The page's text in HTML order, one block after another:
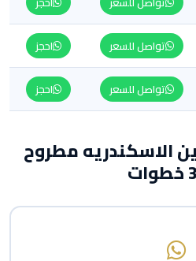
تواصل للسعر احجز
تواصل للسعر احجز
الاسكندريه مطروح